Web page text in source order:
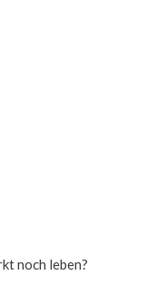
noch leben?